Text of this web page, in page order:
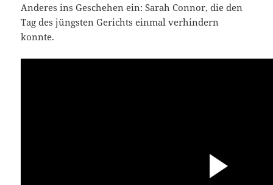
Anderes ins Geschehen ein: Sarah Connor, die den
Tag des jüngsten Gerichts einmal verhindern
konnte.